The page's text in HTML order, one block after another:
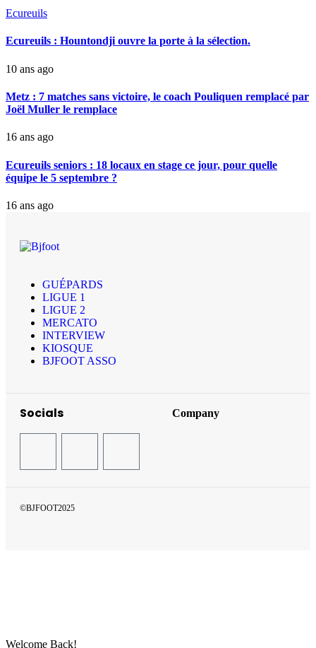
Ecureuils
Ecureuils : Hountondji ouvre la porte à la sélection.
10 ans ago
Metz : 7 matches sans victoire, le coach Pouliquen remplacé par
Joël Muller le remplace
16 ans ago
Ecureuils seniors : 18 locaux en stage ce jour, pour quelle
équipe le 5 septembre ?
16 ans ago
GUÉPARDS
LIGUE 1
LIGUE 2
MERCATO
INTERVIEW
KIOSQUE
BJFOOT ASSO
Socials Company
©BJFOOT2025
Welcome Back!